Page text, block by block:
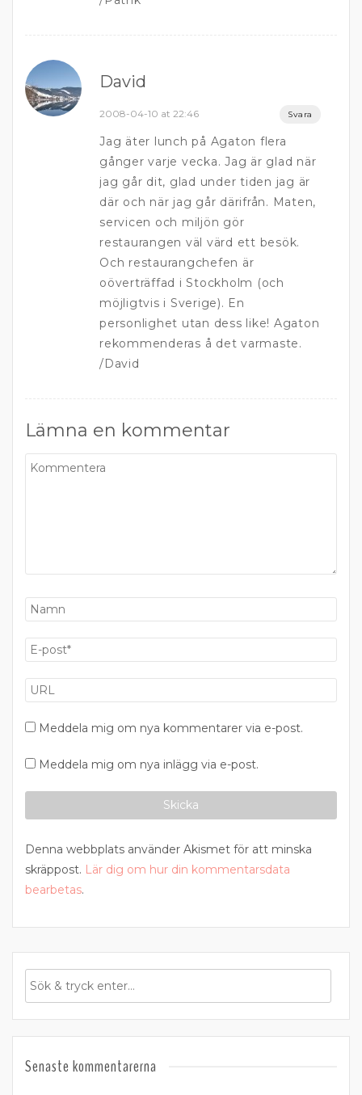
David
2008-04-10 at 22:46 Svara
Jag äter lunch på Agaton flera
gånger varje vecka. Jag är glad när
jag går dit, glad under tiden jag är
där och när jag går därifrån. Maten,
servicen och miljön gör
restaurangen väl värd ett besök.
Och restaurangchefen är
oöverträffad i Stockholm (och
möjligtvis i Sverige). En
personlighet utan dess like! Agaton
rekommenderas å det varmaste.
/David
Lämna en kommentar
Meddela mig om nya kommentarer via e-post.
Meddela mig om nya inlägg via e-post.
Denna webbplats använder Akismet för att minska
skräppost. Lär dig om hur din kommentarsdata
bearbetas.
Senaste kommentarerna